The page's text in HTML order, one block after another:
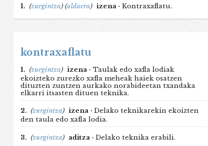
1. (zurgintza) (aldaera) izena · Kontraxaflatu.
kontraxaflatu
1. (zurgintza) izena · Taulak edo xafla lodiak
ekoizteko zurezko xafla meheak haiek osatzen
dituzten zuntzen aurkako norabideetan txandaka
elkarri itsasten dituen teknika.
2. (zurgintza) izena · Delako teknikarekin ekoizten
den taula edo xafla lodia.
3. (zurgintza) aditza · Delako teknika erabili.